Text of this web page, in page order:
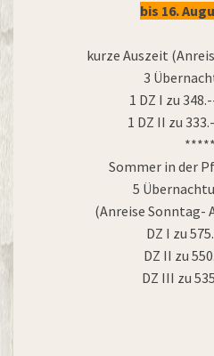
bis 16.
kurze Auszeit
3
1 DZ I zu
1 DZ II zu
*****
Sommer in der
5
(Anreise Sonntag-
DZ I zu
DZ II zu
DZ III zu